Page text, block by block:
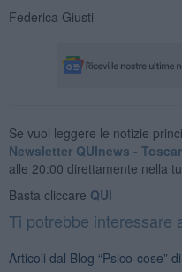
Federica Giusti
Se vuoi leggere le notizie
Newsletter QUInews -
alle 20:00 direttamente nella
Basta cliccare QUI
Ti potrebbe interessare
Articoli dal Blog “Psico-cose”